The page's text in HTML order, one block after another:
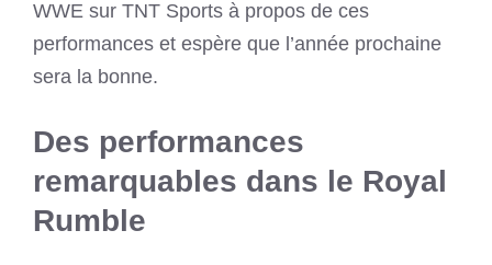
WWE sur TNT Sports à propos de ces
performances et espère que l’année prochaine
sera la bonne.
Des performances
remarquables dans le Royal
Rumble